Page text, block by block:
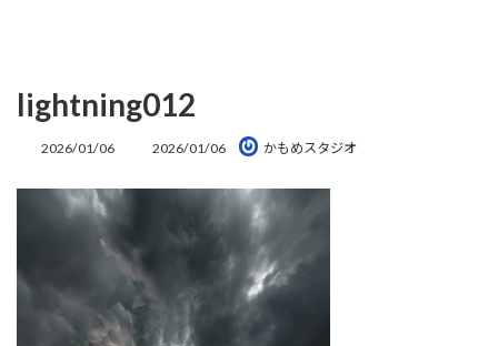
lightning012
2026/01/06
最
2026/01/06 かもめスタジオ